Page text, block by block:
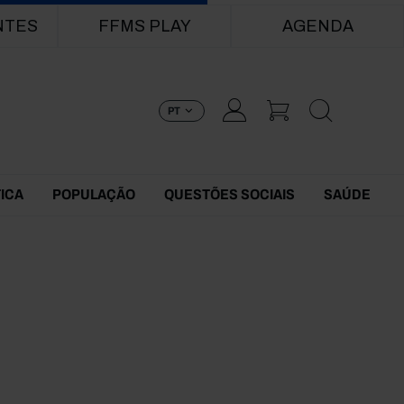
FFMS PLAY AGENDA
PT
POPULAÇÃO QUESTÕES SOCIAIS SAÚDE